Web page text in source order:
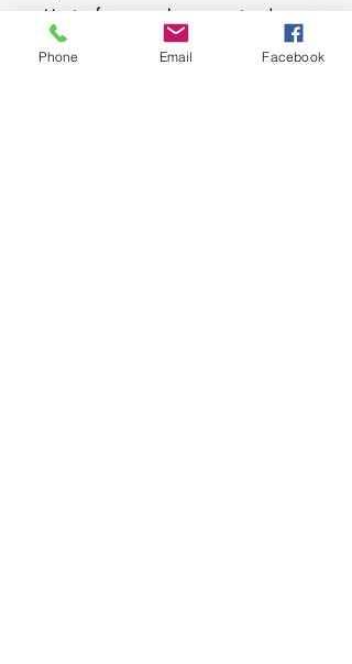
Un rire franc et salvateur sortira de vos
entrailles, dénué de toute la politesse
Phone Email Facebook